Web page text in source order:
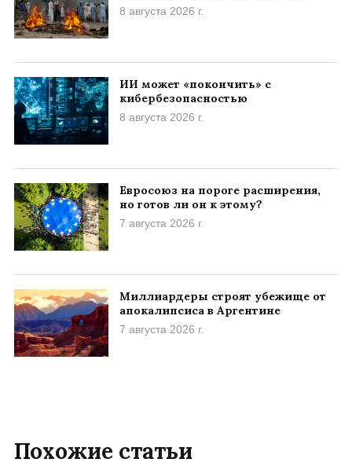
8 августа 2026 г.
ИИ может «покончить» с
кибербезопасностью
8 августа 2026 г.
Евросоюз на пороге расширения,
но готов ли он к этому?
7 августа 2026 г.
Миллиардеры строят убежище от
апокалипсиса в Аргентине
7 августа 2026 г.
Похожие статьи